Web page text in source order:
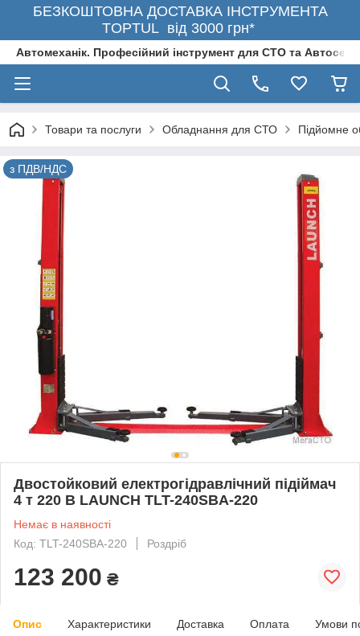
БЕЗКОШТОВНА ДОСТАВКА ІНСТРУМЕНТА
TOPTUL від 3000 грн*
Автомеханік. Професійний інструмент для СТО та
Товари та послуги Обладнання для СТО Підйомне
з ПДВ/НДС
Двостойковий електрогідравлічний підіймач
4 т 220 В LAUNCH TLT-240SBA-220
Немає в наявності
Код: TLT-240SBA-220
Роздріб
123 200 ₴
Опис Характеристики Доставка Оплата Умови